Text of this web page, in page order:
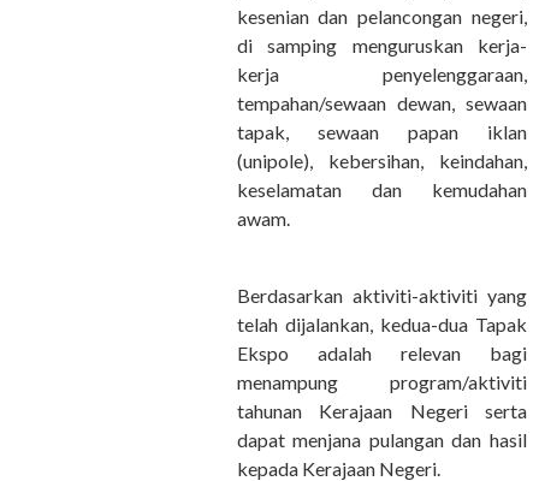
kesenian dan pelancongan negeri,
di samping menguruskan kerja-
kerja penyelenggaraan,
tempahan/sewaan dewan, sewaan
tapak, sewaan papan iklan
(unipole), kebersihan, keindahan,
keselamatan dan kemudahan
awam.
Berdasarkan aktiviti-aktiviti yang
telah dijalankan, kedua-dua Tapak
Ekspo adalah relevan bagi
menampung program/aktiviti
tahunan Kerajaan Negeri serta
dapat menjana pulangan dan hasil
kepada Kerajaan Negeri.